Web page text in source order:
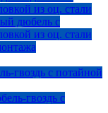
из оц. стали
дюбель с
из оц. стали
гвоздь с потайной
гвоздь с